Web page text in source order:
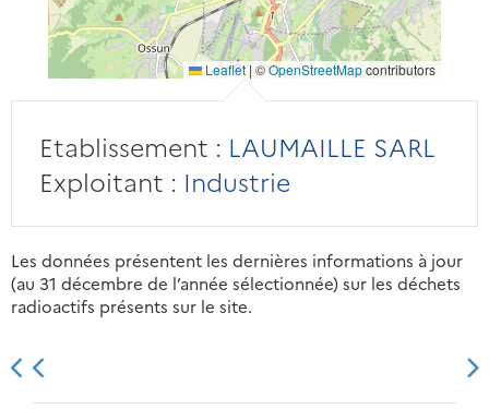
Leaflet | ©OpenStreetMapcontributors
Etablissement : LAUMAILLE SARL
Exploitant : Industrie
Les données présentent les dernières informations à jour
(au 31 décembre de l’année sélectionnée) sur les déchets
radioactifs présents sur le site.